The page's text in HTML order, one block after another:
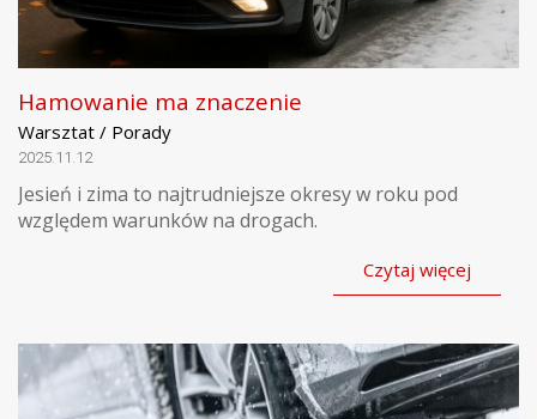
Hamowanie ma znaczenie
Warsztat / Porady
2025.11.12
Jesień i zima to najtrudniejsze okresy w roku pod
względem warunków na drogach.
Czytaj więcej